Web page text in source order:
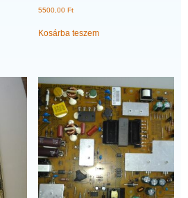
5500,00Ft
Kosárba teszem